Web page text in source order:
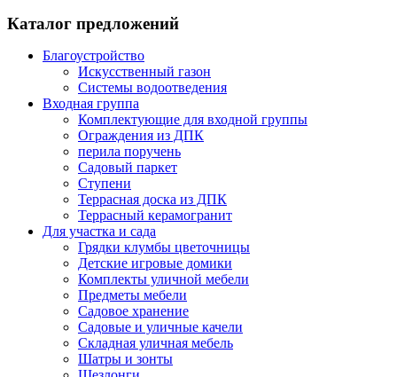
Каталог предложений
Благоустройство
Искусственный газон
Системы водоотведения
Входная группа
Комплектующие для входной группы
Ограждения из ДПК
перила поручень
Садовый паркет
Ступени
Террасная доска из ДПК
Террасный керамогранит
Для участка и сада
Грядки клумбы цветочницы
Детские игровые домики
Комплекты уличной мебели
Предметы мебели
Садовое хранение
Садовые и уличные качели
Складная уличная мебель
Шатры и зонты